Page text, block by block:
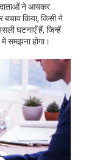
ने आयकर
किया, किसी ने
घटनाएँ हैं, जिन्हें
समझना होगा।